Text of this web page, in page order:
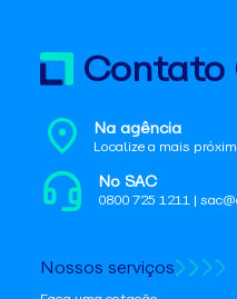
Contato
Na agência
Localize a mais
No SAC
0800 725 1211 |
Nossos serviços